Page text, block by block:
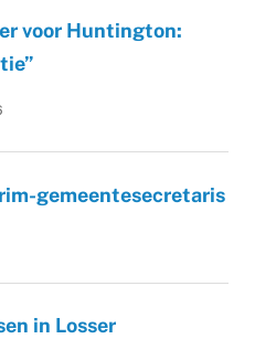
voor Huntington:
gemeentesecretaris
in Losser